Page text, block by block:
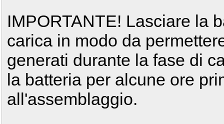
IMPORTANTE! Lasciare la
carica in modo da
generati durante la fase di
la batteria per alcune ore
all'assemblaggio.